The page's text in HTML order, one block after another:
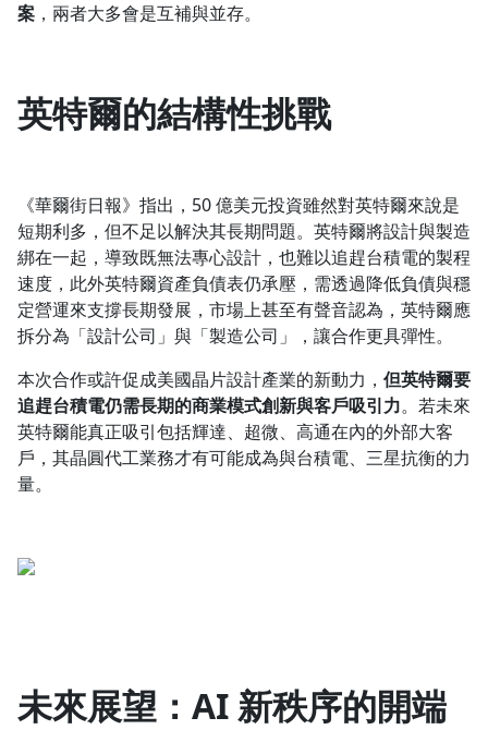
案 ，兩者大多會是互補與並存。
英特爾的結構性挑戰
《華爾街日報》指出，50 億美元投資雖然對英特爾來說是
短期利多，但不足以解決其長期問題。英特爾將設計與製造
綁在一起，導致既無法專心設計，也難以追趕台積電的製程
速度，此外英特爾資產負債表仍承壓，需透過降低負債與穩
定營運來支撐長期發展，市場上甚至有聲音認為，英特爾應
拆分為「設計公司」與「製造公司」，讓合作更具彈性。
本次合作或許促成美國晶片設計產業的新動力， 但英特爾要
追趕台積電仍需長期的商業模式創新與客戶吸引力。若未來
英特爾能真正吸引包括輝達、超微、高通在內的外部大客
戶，其晶圓代工業務才有可能成為與台積電、三星抗衡的力
量。
未來展望：AI 新秩序的開端